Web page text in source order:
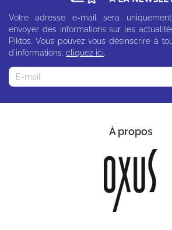
Votre adresse e-mail sera
envoyer des informations sur les
Piktos. Vous pouvez vous désinscrire à
d'informations, cliquez ici
À propos